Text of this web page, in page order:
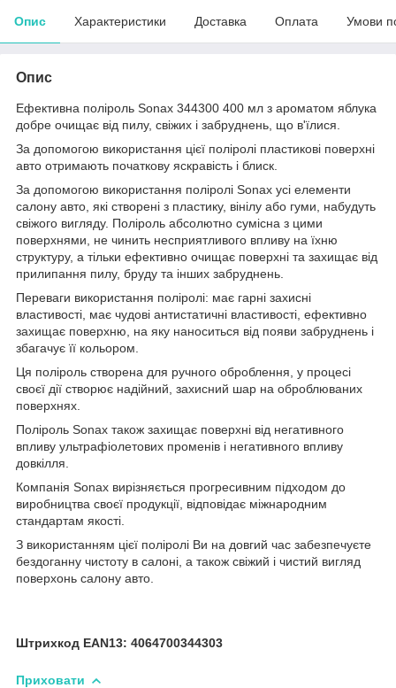
Опис Характеристики Доставка Оплата Умови
Опис
Ефективна поліроль Sonax 344300 400 мл з ароматом яблука
добре очищає від пилу, свіжих і забруднень, що в'їлися.
За допомогою використання цієї поліролі пластикові поверхні
авто отримають початкову яскравість і блиск.
За допомогою використання поліролі Sonax усі елементи
салону авто, які створені з пластику, вінілу або гуми, набудуть
свіжого вигляду. Поліроль абсолютно сумісна з цими
поверхнями, не чинить несприятливого впливу на їхню
структуру, а тільки ефективно очищає поверхні та захищає від
прилипання пилу, бруду та інших забруднень.
Переваги використання поліролі: має гарні захисні
властивості, має чудові антистатичні властивості, ефективно
захищає поверхню, на яку наноситься від появи забруднень і
збагачує її кольором.
Ця поліроль створена для ручного оброблення, у процесі
своєї дії створює надійний, захисний шар на оброблюваних
поверхнях.
Поліроль Sonax також захищає поверхні від негативного
впливу ультрафіолетових променів і негативного впливу
довкілля.
Компанія Sonax вирізняється прогресивним підходом до
виробництва своєї продукції, відповідає міжнародним
стандартам якості.
З використанням цієї поліролі Ви на довгий час забезпечуєте
бездоганну чистоту в салоні, а також свіжий і чистий вигляд
поверхонь салону авто.
Штрихкод EAN13: 4064700344303
Приховати